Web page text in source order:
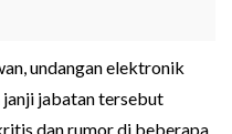
undangan elektronik
jabatan tersebut
dan rumor di beberapa